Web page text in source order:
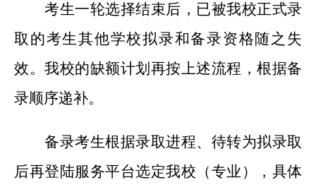
考生一轮选择结束后，已被我校正式录
取的考生其他学校拟录和备录资格随之失
效。我校的缺额计划再按上述流程，根据备
录顺序递补。
备录考生根据录取进程、待转为拟录取
后再登陆服务平台选定我校（专业），具体